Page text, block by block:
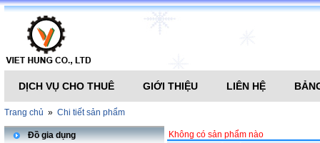
DỊCH VỤ CHO THUÊ GIỚI THIỆU LIÊN HỆ
Trang chủ » Chi tiết sản phẩm
Đồ gia dụng
Không có sản phẩm nào